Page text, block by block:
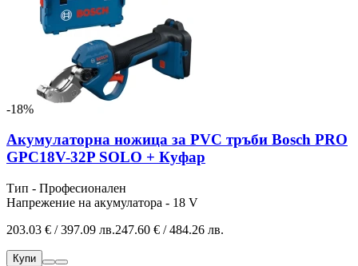
-18%
Акумулаторна ножица за PVC тръби Bosch PRO
GPC18V-32P SOLO + Куфар
Тип - Професионален
Напрежение на акумулатора - 18 V
203.03 € / 397.09 лв.247.60 € / 484.26 лв.
Купи